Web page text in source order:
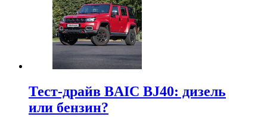
Тест-драйв BAIC BJ40: дизель
или бензин?